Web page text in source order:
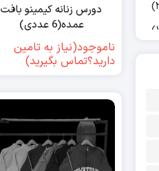
دورس زنانه کیمینو بافت
عمده(6 عددی)
ناموجود(نیاز به تامین
دارید؟تماس بگیرید)